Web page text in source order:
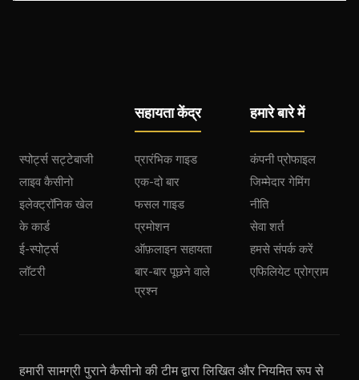
स्पोर्ट्स सट्टेबाजी
लाइव कैसीनो
इलेक्ट्रॉनिक खेल
के कार्ड
ई-स्पोर्ट्स
लॉटरी
सहायता केंद्र
प्रारंभिक गाइड
एक-दो बार
फसल गाइड
प्रमोशन
ऑफ़लाइन सहायता
बार-बार पूछने वाले
प्रश्न
हमारे बारे में
कंपनी प्रोफाइल
जिम्मेदार गेमिंग
नीति
सेवा शर्त
हमसे संपर्क करें
एफिलियेट प्रोग्राम
हमारी सामग्री पुराने कैसीनो की टीम द्वारा लिखित और नियमित रूप से